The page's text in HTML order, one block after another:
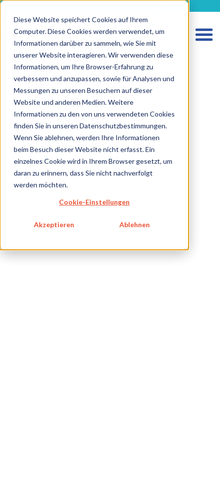
Diese Website speichert Cookies auf Ihrem
Computer. Diese Cookies werden verwendet, um
Informationen darüber zu sammeln, wie Sie mit
unserer Website interagieren. Wir verwenden diese
Informationen, um Ihre Browser-Erfahrung zu
verbessern und anzupassen, sowie für Analysen und
Messungen zu unseren Besuchern auf dieser
Website und anderen Medien. Weitere
Informationen zu den von uns verwendeten Cookies
finden Sie in unseren Datenschutzbestimmungen.
Wenn Sie ablehnen, werden Ihre Informationen
beim Besuch dieser Website nicht erfasst. Ein
einzelnes Cookie wird in Ihrem Browser gesetzt, um
daran zu erinnern, dass Sie nicht nachverfolgt
werden möchten.
Cookie-Einstellungen
Akzeptieren Ablehnen
HOME
LEISTUNGEN MEDIZINPRODUKTE
LEISTUNGEN IVD
ZUKUNFTSSTARKE LÖSUNGEN
DATENSCHUTZ